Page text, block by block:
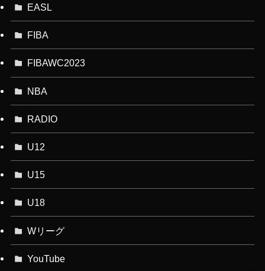
EASL
FIBA
FIBAWC2023
NBA
RADIO
U12
U15
U18
Wリーグ
YouTube